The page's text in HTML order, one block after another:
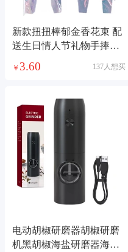
新款扭扭棒郁金香花束 配
送生日情人节礼物手捧花
￥ 3.60 137人想买
电动胡椒研磨器胡椒研磨
机黑胡椒海盐研磨器海盐